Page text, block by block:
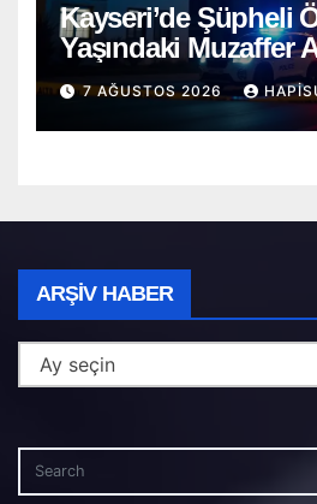
Kayseri’de Şüpheli
Yaşındaki Muzaffer
Cansız Bulundu
7 AĞUSTOS 2026
ARŞIV HABER
Haber